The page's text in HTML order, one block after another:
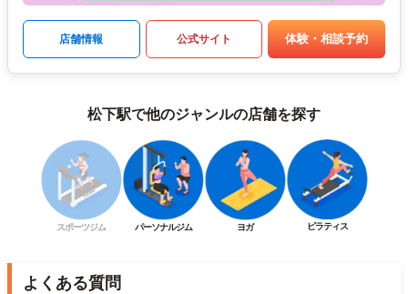
店舗情報 公式サイト 体験・相談予約
松下駅で他のジャンルの店舗を探す
スポーツジム パーソナルジム ヨガ ピラティス
よくある質問